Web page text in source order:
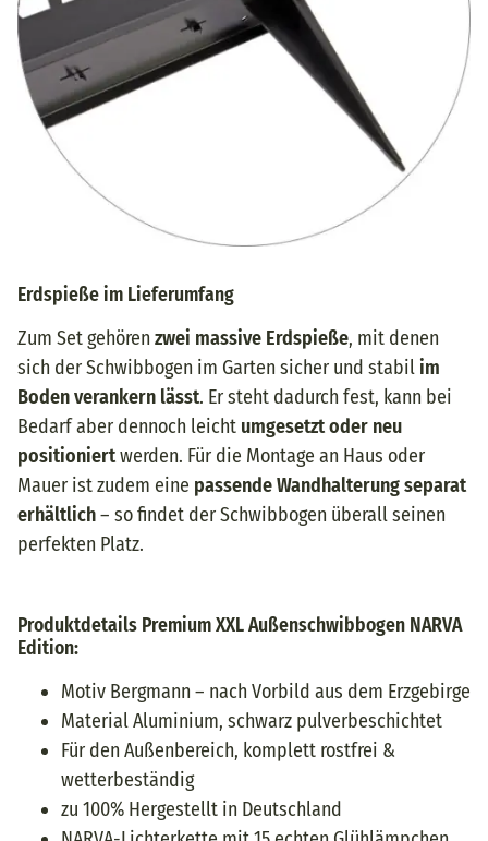
Erdspieße im Lieferumfang
Zum Set gehören zwei massive Erdspieße, mit denen
sich der Schwibbogen im Garten sicher und stabilim
Boden verankern lässt. Er steht dadurch fest, kann bei
Bedarf aber dennoch leicht umgesetzt oder neu
positioniertwerden. Für die Montage an Haus oder
Mauer ist zudem eine passende Wandhalterung separat
erhältlich– so findet der Schwibbogen überall seinen
perfekten Platz.
Produktdetails Premium XXL Außenschwibbogen NARVA
Edition:
Motiv Bergmann – nach Vorbild aus dem Erzgebirge
Material Aluminium, schwarz pulverbeschichtet
Für den Außenbereich, komplett rostfrei &
wetterbeständig
zu 100% Hergestellt in Deutschland